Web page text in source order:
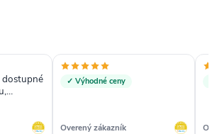
dostupné
✓ Výhodné ceny
Overený zákazník